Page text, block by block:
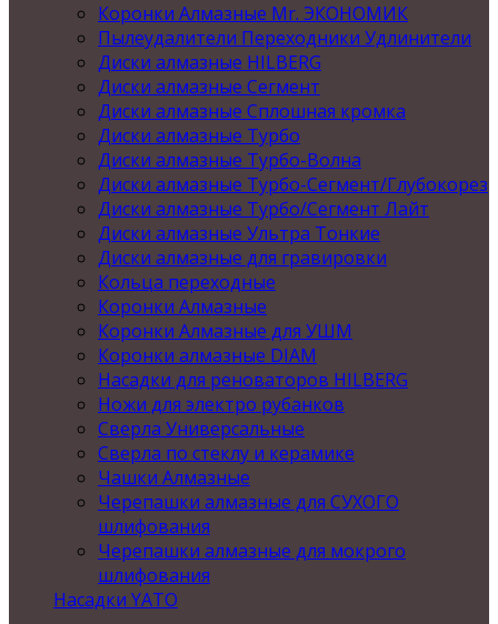
Коронки Алмазные Mr. ЭКОНОМИК
Пылеудалители Переходники Удлинители
Диски алмазные HILBERG
Диски алмазные Сегмент
Диски алмазные Сплошная кромка
Диски алмазные Турбо
Диски алмазные Турбо-Волна
Диски алмазные Турбо-Сегмент/Глубокорез
Диски алмазные Турбо/Сегмент Лайт
Диски алмазные Ультра Тонкие
Диски алмазные для гравировки
Кольца переходные
Коронки Алмазные
Коронки Алмазные для УШМ
Коронки алмазные DIAM
Насадки для реноваторов HILBERG
Ножи для электро рубанков
Сверла Универсальные
Сверла по стеклу и керамике
Чашки Алмазные
Черепашки алмазные для СУХОГО
шлифования
Черепашки алмазные для мокрого
шлифования
Насадки YATO